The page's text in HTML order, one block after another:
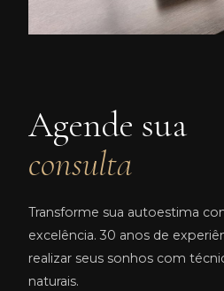
Agende sua
consulta
Transforme sua autoestima
excelência. 30 anos de
realizar seus sonhos com
naturais.